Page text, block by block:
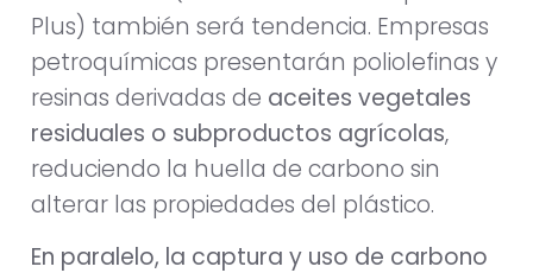
Plus) también será tendencia. Empresas
petroquímicas presentarán poliolefinas y
resinas derivadas de aceites vegetales
residuales o subproductos agrícolas,
reduciendo la huella de carbono sin
alterar las propiedades del plástico.
En paralelo, la captura y uso de carbono